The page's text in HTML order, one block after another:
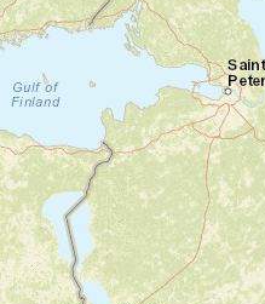
Arrivée à l’aéroport
correspondance
égéenne. Vous
chauffeur avec un
pour un transfert
quelques pas de la
Ce premier soir,
vous poser,
l’ambiance.
flâner dans la
des ruelles pavées.